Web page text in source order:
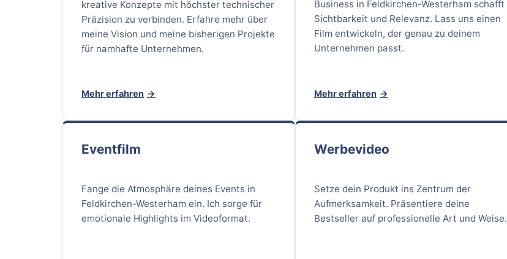
kreative Konzepte mit höchster technischer
Präzision zu verbinden. Erfahre mehr über
meine Vision und meine bisherigen Projekte
für namhafte Unternehmen.
Mehr erfahren
Business in Feldkirchen-Westerham schafft
Sichtbarkeit und Relevanz. Lass uns einen
Film entwickeln, der genau zu deinem
Unternehmen passt.
Mehr erfahren
Eventfilm
Fange die Atmosphäre deines Events in
Feldkirchen-Westerham ein. Ich sorge für
emotionale Highlights im Videoformat.
Werbevideo
Setze dein Produkt ins Zentrum der
Aufmerksamkeit. Präsentiere deine
Bestseller auf professionelle Art und Weise.